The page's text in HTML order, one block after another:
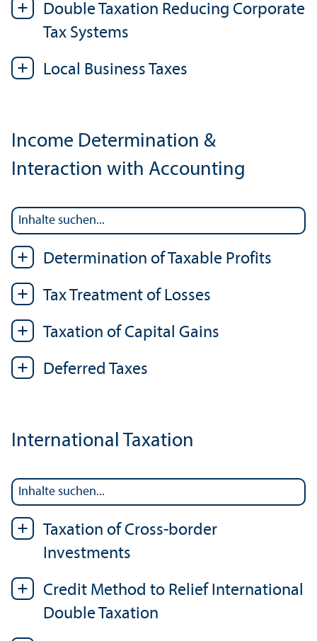
Double Taxation Reducing Corporate
Tax Systems
Local Business Taxes
Income Determination &
Interaction with Accounting
Determination of Taxable Profits
Tax Treatment of Losses
Taxation of Capital Gains
Deferred Taxes
International Taxation
Taxation of Cross-border
Investments
Credit Method to Relief International
Double Taxation